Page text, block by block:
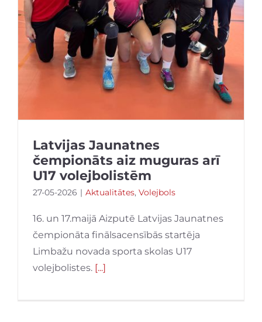
Latvijas Jaunatnes
čempionāts aiz muguras arī
U17 volejbolistēm
27-05-2026 | Aktualitātes, Volejbols
16. un 17.maijā Aizputē Latvijas Jaunatnes
čempionāta finālsacensībās startēja
Limbažu novada sporta skolas U17
volejbolistes. [...]